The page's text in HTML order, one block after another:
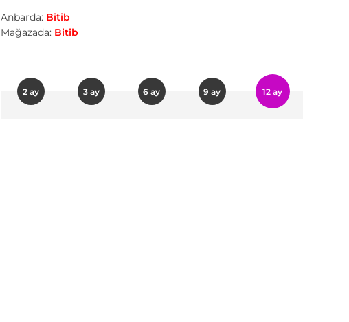
Anbarda: Bitib
Mağazada: Bitib
2 ay 3 ay 6 ay 9 ay 12 ay